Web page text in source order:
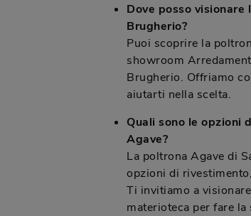
Dove posso visionare
Brugherio?
Puoi scoprire la
showroom
Brugherio. Offriamo
aiutarti nella scelta.
Quali sono le opzioni
Agave?
La poltrona Agave di
opzioni di
Ti invitiamo a
materioteca per fare